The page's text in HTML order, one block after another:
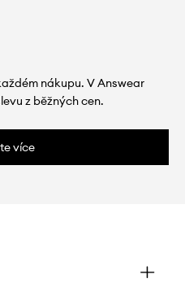
nákupu. V Answear
z běžných cen.
více